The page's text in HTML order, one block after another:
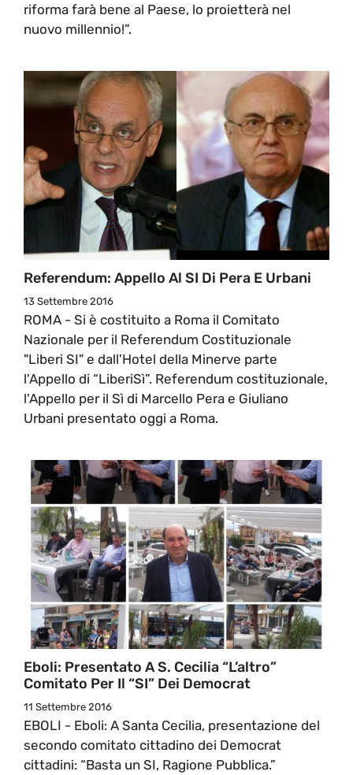
riforma farà bene al Paese, lo proietterà nel
nuovo millennio!”.
Referendum: Appello Al SI Di Pera E Urbani
13 Settembre 2016
ROMA - Si è costituito a Roma il Comitato
Nazionale per il Referendum Costituzionale
"Liberi SI" e dall'Hotel della Minerve parte
l'Appello di “LiberiSì”. Referendum costituzionale,
l'Appello per il Sì di Marcello Pera e Giuliano
Urbani presentato oggi a Roma.
Eboli: Presentato A S. Cecilia “l’altro”
Comitato Per Il “SI” Dei Democrat
11 Settembre 2016
EBOLI - Eboli: A Santa Cecilia, presentazione del
secondo comitato cittadino dei Democrat
cittadini: “Basta un SI, Ragione Pubblica.”